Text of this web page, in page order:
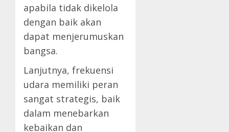
apabila tidak dikelola
dengan baik akan
dapat menjerumuskan
bangsa.
Lanjutnya, frekuensi
udara memiliki peran
sangat strategis, baik
dalam menebarkan
kebaikan dan